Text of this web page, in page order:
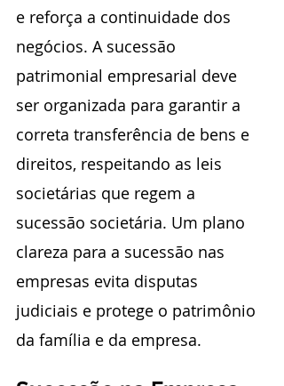
e reforça a continuidade dos
negócios. A sucessão
patrimonial empresarial deve
ser organizada para garantir a
correta transferência de bens e
direitos, respeitando as leis
societárias que regem a
sucessão societária. Um plano
clareza para a sucessão nas
empresas evita disputas
judiciais e protege o patrimônio
da família e da empresa.